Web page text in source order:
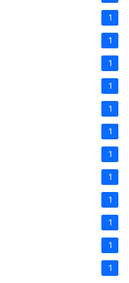
1
1
1
1
1
1
1
1
1
1
1
1